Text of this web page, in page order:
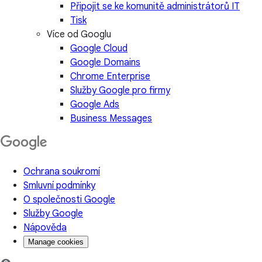
Připojit se ke komunitě administrátorů IT
Tisk
Více od Googlu
Google Cloud
Google Domains
Chrome Enterprise
Služby Google pro firmy
Google Ads
Business Messages
Ochrana soukromí
Smluvní podmínky
O společnosti Google
Služby Google
Nápověda
Manage cookies